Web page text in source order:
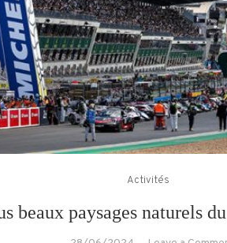
Activités
beaux paysages naturels